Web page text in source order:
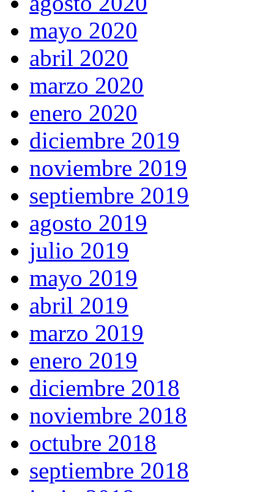
mayo 2020
abril 2020
marzo 2020
enero 2020
diciembre 2019
noviembre 2019
septiembre 2019
agosto 2019
julio 2019
mayo 2019
abril 2019
marzo 2019
enero 2019
diciembre 2018
noviembre 2018
octubre 2018
septiembre 2018